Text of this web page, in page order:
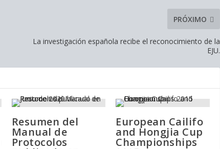
PRÓXIMO
La investigación española recibe el reconocimiento de la
EJU.
Resumen del
Manual de
Protocolos
European Cailifo
and Hongjia Cup
Championships